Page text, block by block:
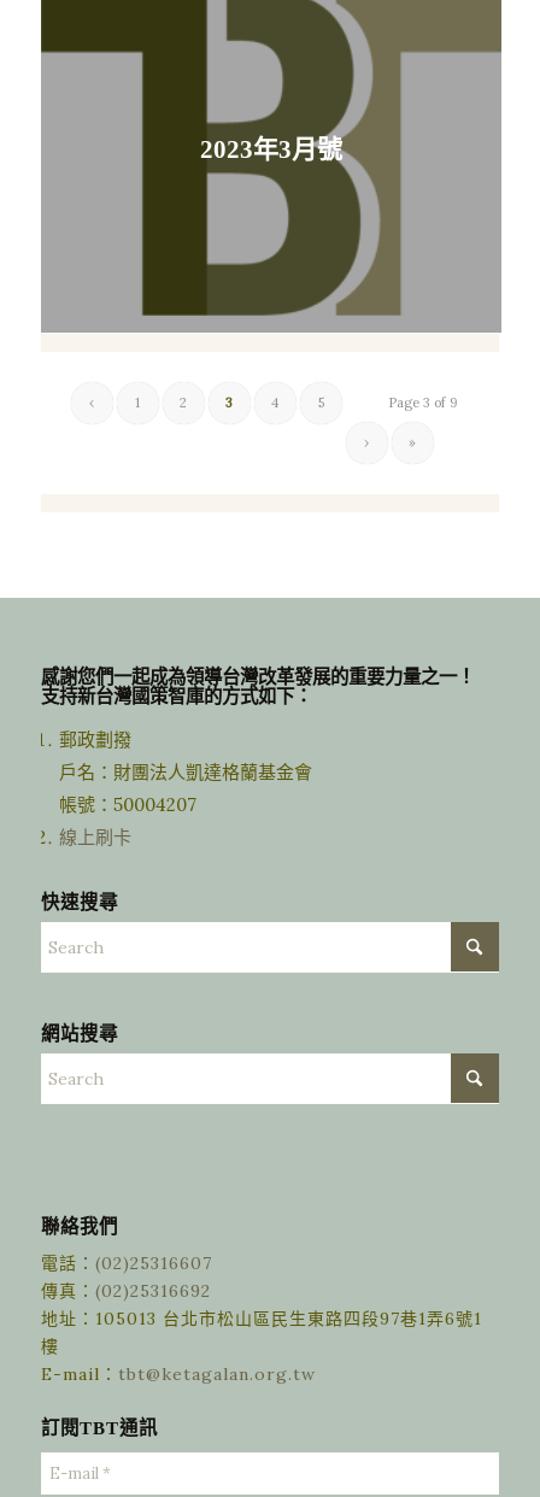
2023年3月號
Page 3 of 9
‹ 1 2 3 4 5
› »
感謝您們一起成為領導台灣改革發展的重要力量之一！
支持新台灣國策智庫的方式如下：
郵政劃撥
戶名：財團法人凱達格蘭基金會
帳號：50004207
線上刷卡
快速搜尋
網站搜尋
聯絡我們
電話： (02)25316607
傳真： (02)25316692
地址：105013 台北市松山區民生東路四段97巷1弄6號1
樓
E-mail： tbt@ketagalan.org.tw
訂閱TBT通訊